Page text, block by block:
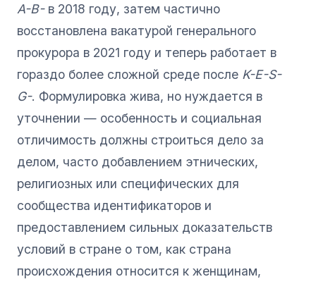
A-B-в 2018 году, затем частично
восстановлена вакатурой генерального
прокурора в 2021 году и теперь работает в
гораздо более сложной среде после K-E-S-
G-. Формулировка жива, но нуждается в
уточнении — особенность и социальная
отличимость должны строиться дело за
делом, часто добавлением этнических,
религиозных или специфических для
сообщества идентификаторов и
предоставлением сильных доказательств
условий в стране о том, как страна
происхождения относится к женщинам,